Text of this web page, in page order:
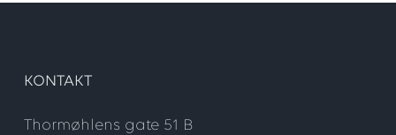
KONTAKT
Thormøhlens gate 51 B